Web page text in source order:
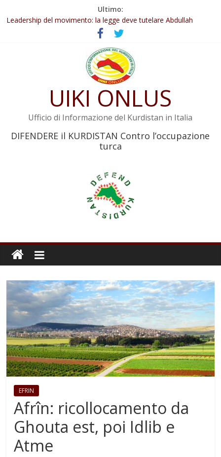
Ultimo:
Abdullah Öcalan: Le legge negativa deve essere trasformata in
legge positiva
Leadership del movimento: la legge deve tutelare Abdullah
Commissione donne del KNK: Şengal è di nuovo sotto minaccia
Non tenere conto della situazione di Rêber Apo ostacolerebbe
Il KNK chiede un’azione internazionale contro i crimini di guerra
UIKI ONLUS
Ufficio di Informazione del Kurdistan in Italia
DIFENDERE il KURDISTAN Contro l’occupazione
turca
EFRIN
Afrîn: ricollocamento da
Ghouta est, poi Idlib e
Atme